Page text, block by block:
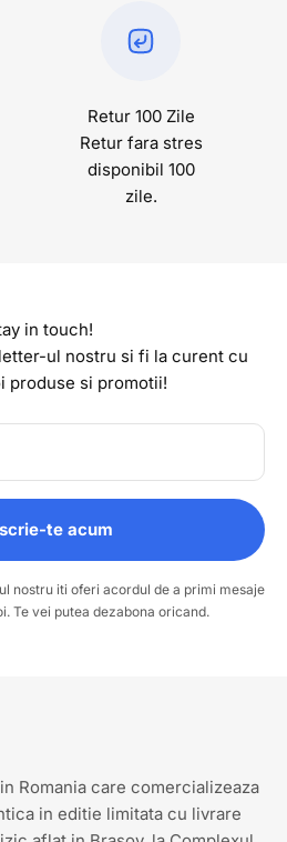
Informatii?
contacta pe pagina noastra
si pe
TikTok Instagram
Retur 100 Zile
Retur fara stres
disponibil 100
zile.
in touch!
ul nostru si fi la curent cu
produse si promotii!
te acum
nostru iti oferi acordul de a primi mesaje
Te vei putea dezabona oricand.
Romania care comercializeaza
in editie limitata cu livrare